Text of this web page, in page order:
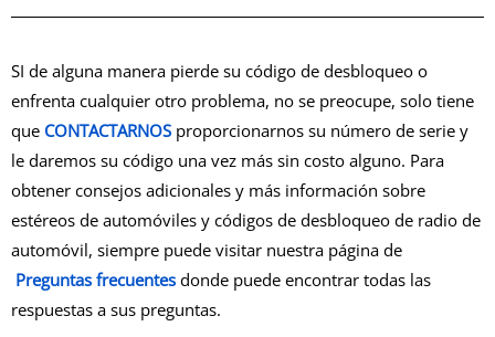
SI de alguna manera pierde su código de desbloqueo o
enfrenta cualquier otro problema, no se preocupe, solo tiene
que CONTACTARNOS proporcionarnos su número de serie y
le daremos su código una vez más sin costo alguno. Para
obtener consejos adicionales y más información sobre
estéreos de automóviles y códigos de desbloqueo de radio de
automóvil, siempre puede visitar nuestra página de
Preguntas frecuentes donde puede encontrar todas las
respuestas a sus preguntas.